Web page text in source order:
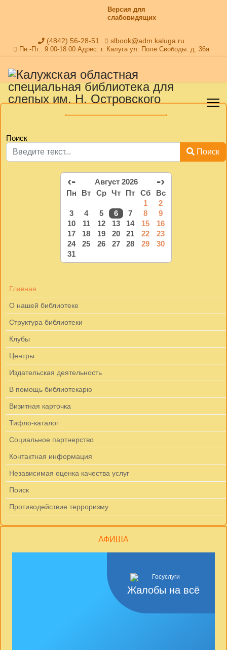
Версия для
слабовидящих
(4842) 56-28-51 slbook@adm.kaluga.ru
Пн.-Пт.: 9.00-18.00 Адрес: г. Калуга ул. Поле Свободы. д. 36а
Поиск
Поиск
‹- Август 2026 -›
Пн Вт Ср Чт Пт Сб
Вс
1
2
3
4 5 6 7 8
9
10
11 12 13 14 15
16
17
18 19 20 21 22
23
24
25 26 27 28 29
30
31
Главная
О нашей библиотеке
Структура библиотеки
Клубы
Центры
Издательская деятельность
В помощь библиотекарю
Визитная карточка
Тифло-каталог
Социальное партнерство
Контактная информация
Независимая оценка качества услуг
Поиск
Противодействие терроризму
АФИША
Жалобы на всё